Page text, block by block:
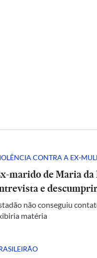
CONTRA A EX-
marido de Maria da
e
não conseguiu
matéria